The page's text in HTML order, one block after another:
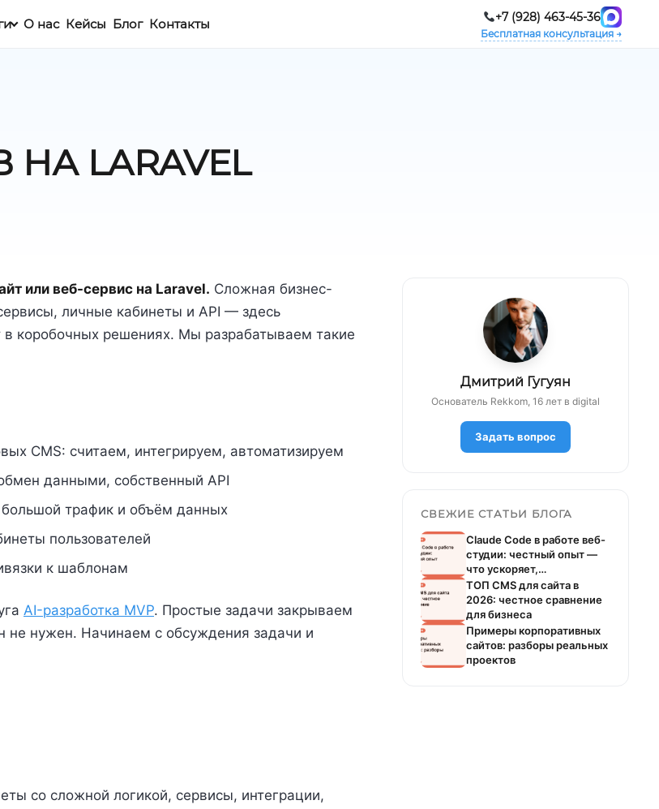
О нас Кейсы Блог Контакты +7 (928) 463-45-36
Бесплатная консультация →
LARAVEL
или веб-сервис на Laravel. Сложная бизнес-
личные кабинеты и API — здесь
в коробочных решениях. Мы разрабатываем такие
CMS: считаем, интегрируем, автоматизируем
данными, собственный API
трафик и объём данных
пользователей
к шаблонам
AI-разработка MVP. Простые задачи закрываем
не нужен. Начинаем с обсуждения задачи и
со сложной логикой, сервисы, интеграции,
Дмитрий Гугуян
Основатель Rekkom, 16 лет в digital
Задать вопрос
СВЕЖИЕ СТАТЬИ БЛОГА
Claude Code в работе веб-
студии: честный опыт —
что ускоряет,…
ТОП CMS для сайта в
2026: честное сравнение
для бизнеса
Примеры корпоративных
сайтов: разборы реальных
проектов